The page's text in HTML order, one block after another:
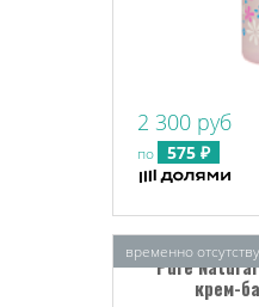
2 300 руб
по 575 ₽
Pure
крем-
временно